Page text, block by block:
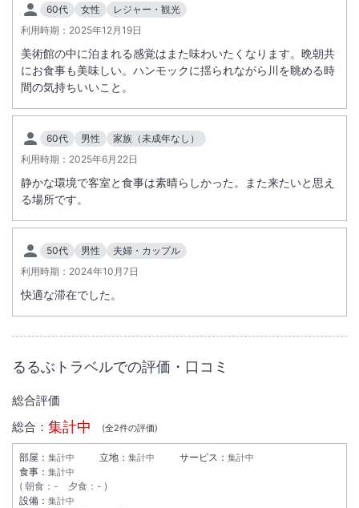
神通峡のほとりに佇むスモールラグジュアリーホテル。唯一無二の贅沢
な空間をお樂しみください。
総客室数25室
INチェックイン
15:00/ OUT チェックアウト
11:00
大浴場あり
露天風呂あり
温泉
施設からのお知らせ
水曜日は定休日となります。
60代 女性
レジャー・観光
利用時期： 2025年12月19日
美術館の中に泊まれる感覚はまた味わいたくなります。晩朝共
にお食事も美味しい。ハンモックに揺られながら川を眺める時
間の気持ちいいこと。
60代 男性
家族（未成年なし）
利用時期： 2025年6月22日
静かな環境で客室と食事は素晴らしかった。また来たいと思え
る場所です。
50代 男性
夫婦・カップル
利用時期： 2024年10月7日
快適な滞在でした。
るるぶトラベルでの評価・口コミ
総合評価
総合： 集計中 (全2件の評価)
部屋： 集計中 立地： 集計中 サービス： 集計中
食事： 集計中
朝食 ： - 夕食 ： -
設備： 集計中